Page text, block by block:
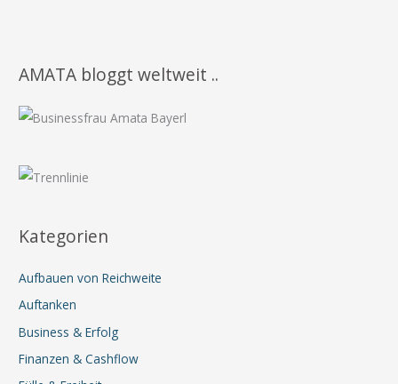
prägt
AMATA bloggt weltweit ..
Kategorien
Aufbauen von Reichweite
Auftanken
Business & Erfolg
Finanzen & Cashflow